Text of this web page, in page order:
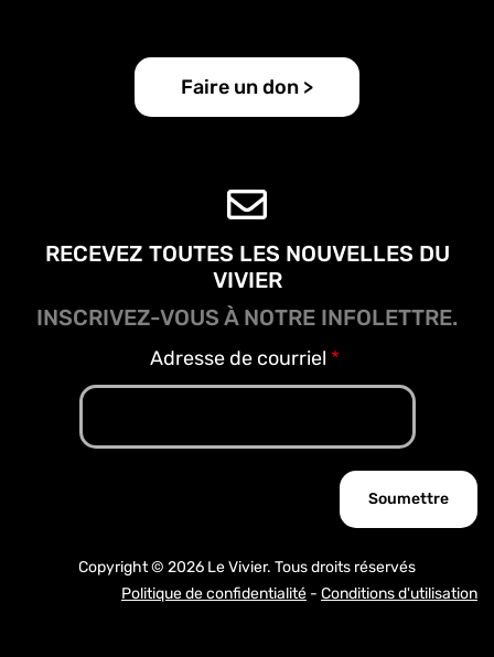
Faire un don >
RECEVEZ TOUTES LES NOUVELLES DU
VIVIER
INSCRIVEZ-VOUS À NOTRE INFOLETTRE.
Adresse de courriel
Copyright © 2026 Le Vivier. Tous droits réservés
Politique de confidentialité - Conditions d'utilisation